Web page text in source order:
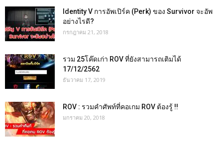
Identity V การอัพเปิร์ค (Perk) ของ Survivor จะอัพ
อย่างไรดี?
กรกฎาคม 21, 2018
รวม 25โค๊ดเก่า ROV ที่ยังสามารถเติมได้
17/12/2562
ธันวาคม 17, 2019
ROV : รวมคำศัพท์ที่คอเกม ROV ต้องรู้ !!
มกราคม 20, 2018